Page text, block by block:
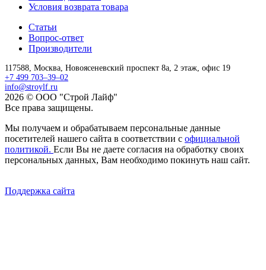
Условия возврата товара
Статьи
Вопрос-ответ
Производители
117588, Москва, Новоясеневский проспект 8а, 2 этаж, офис 19
+7 499 703–39–02
info@stroylf.ru
2026 © ООО "Строй Лайф"
Все права защищены.
Мы получаем и обрабатываем персональные данные
посетителей нашего сайта в соответствии с официальной
политикой. Если Вы не даете согласия на обработку своих
персональных данных, Вам необходимо покинуть наш сайт.
Поддержка сайта